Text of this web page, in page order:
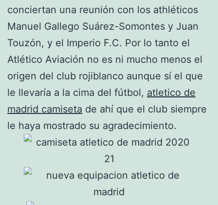
conciertan una reunión con los athléticos
Manuel Gallego Suárez-Somontes y Juan
Touzón, y el Imperio F.C. Por lo tanto el
Atlético Aviación no es ni mucho menos el
origen del club rojiblanco aunque sí el que
le llevaría a la cima del fútbol, atletico de
madrid camiseta de ahí que el club siempre
le haya mostrado su agradecimiento.